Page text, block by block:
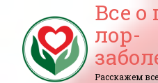
Все о
лор-
Расскажем